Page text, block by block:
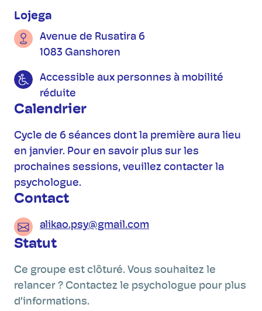
Lojega
Avenue de Rusatira 6
1083 Ganshoren
Accessible aux personnes à mobilité
réduite
Calendrier
Cycle de 6 séances dont la première aura lieu
en janvier. Pour en savoir plus sur les
prochaines sessions, veuillez contacter la
psychologue.
Contact
alikao.psy@gmail.com
Statut
Ce groupe est clôturé. Vous souhaitez le
relancer ? Contactez le psychologue pour plus
d’informations.